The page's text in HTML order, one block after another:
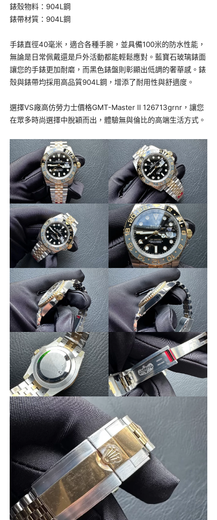
錶殼物料：904L鋼
錶帶材質：904L鋼
手錶直徑40毫米，適合各種手腕，並具備100米的防水性能，
無論是日常佩戴還是戶外活動都能輕鬆應對。藍寶石玻璃錶面
讓您的手錶更加耐磨，而黑色錶盤則彰顯出低調的奢華感。錶
殼與錶帶均採用高品質904L鋼，增添了耐用性與舒適度。
選擇VS廠高仿勞力士價格GMT-Master II 126713grnr，讓您
在眾多時尚選擇中脫穎而出，體驗無與倫比的高端生活方式。